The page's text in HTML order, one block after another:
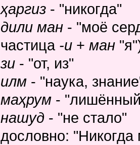
ҳаргиз - "никогда"
дили ман - "моё
частица -и + ман
зи - "от, из"
илм - "наука,
маҳрум -
нашуд - "не стало"
дословно: